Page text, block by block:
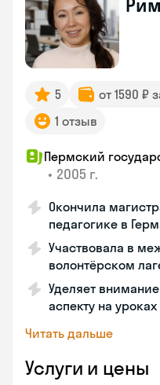
5 от 1590 ₽
1 отзыв
Пермский
• 2005 г.
Окончила
педагогике в
Участвовала в
волонтёрском
Уделяет
аспекту на уроках
Читать дальше
Услуги и цены